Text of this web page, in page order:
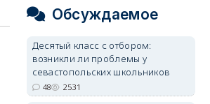
Обсуждаемое
Десятый класс с отбором:
возникли ли проблемы у
севастопольских школьников
48 2531